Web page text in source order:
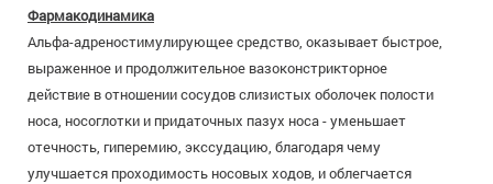
Фармакодинамика
Альфа-адреностимулирующее средство, оказывает быстрое,
выраженное и продолжительное вазоконстрикторное
действие в отношении сосудов слизистых оболочек полости
носа, носоглотки и придаточных пазух носа - уменьшает
отечность, гиперемию, экссудацию, благодаря чему
улучшается проходимость носовых ходов, и облегчается